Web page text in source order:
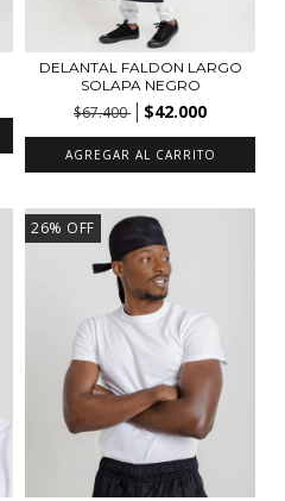
DELANTAL FALDON LARGO
SOLAPA NEGRO
$67.400 $42.000
AGREGAR AL CARRITO
26% OFF